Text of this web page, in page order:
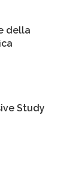
della
Study